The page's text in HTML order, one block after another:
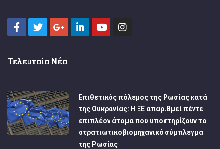
Τελευταία Νέα
Επιθετικός πόλεμος της Ρωσίας κατά
της Ουκρανίας: Η ΕΕ απαριθμεί πέντε
επιπλέον άτομα που υποστηρίζουν το
στρατιωτικοβιομηχανικό σύμπλεγμα
της Ρωσίας